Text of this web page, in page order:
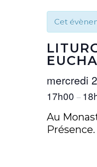
Cet
mercredi
17h00 –
Au
Présence.